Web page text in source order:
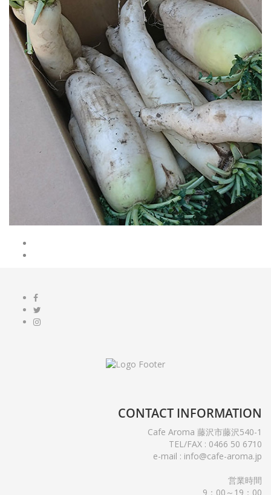
CONTACT INFORMATION
Cafe Aroma 藤沢市藤沢540-1
TEL/FAX : 0466 50 6710
e-mail : info@cafe-aroma.jp
営業時間
9：00～19：00